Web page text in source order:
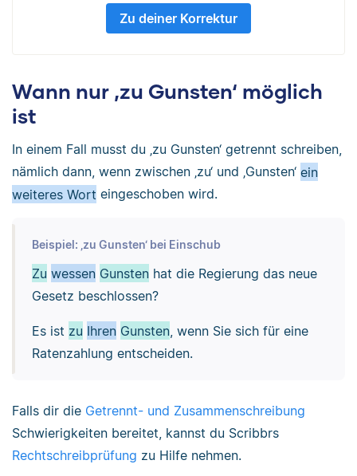
Zu deiner Korrektur
Wann nur ‚zu Gunsten‘ möglich
ist
In einem Fall musst du ‚zu Gunsten‘ getrennt schreiben,
nämlich dann, wenn zwischen ‚zu‘ und ‚Gunsten‘ ein
weiteres Wort eingeschoben wird.
Beispiel: ‚zu Gunsten‘ bei Einschub
Zu wessen Gunstenhat die Regierung das neue
Gesetz beschlossen?
Es ist zu Ihren Gunsten, wenn Sie sich für eine
Ratenzahlung entscheiden.
Falls dir die Getrennt- und Zusammenschreibung
Schwierigkeiten bereitet, kannst du Scribbrs
Rechtschreibprüfung zu Hilfe nehmen.